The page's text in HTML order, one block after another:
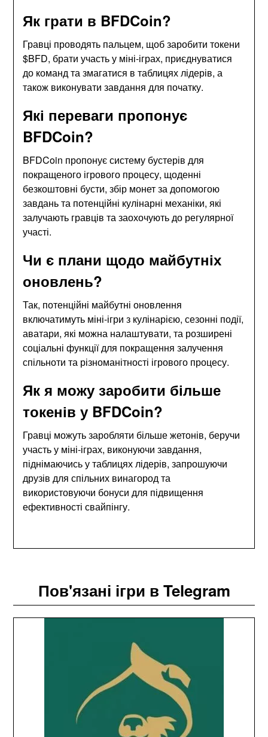
Як грати в BFDCoin?
Гравці проводять пальцем, щоб заробити токени
$BFD, брати участь у міні-іграх, приєднуватися
до команд та змагатися в таблицях лідерів, а
також виконувати завдання для початку.
Які переваги пропонує
BFDCoin?
BFDCoin пропонує систему бустерів для
покращеного ігрового процесу, щоденні
безкоштовні бусти, збір монет за допомогою
завдань та потенційні кулінарні механіки, які
залучають гравців та заохочують до регулярної
участі.
Чи є плани щодо майбутніх
оновлень?
Так, потенційні майбутні оновлення
включатимуть міні-ігри з кулінарією, сезонні події,
аватари, які можна налаштувати, та розширені
соціальні функції для покращення залучення
спільноти та різноманітності ігрового процесу.
Як я можу заробити більше
токенів у BFDCoin?
Гравці можуть заробляти більше жетонів, беручи
участь у міні-іграх, виконуючи завдання,
піднімаючись у таблицях лідерів, запрошуючи
друзів для спільних винагород та
використовуючи бонуси для підвищення
ефективності свайпінгу.
Пов'язані ігри в Telegram